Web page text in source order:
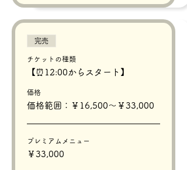
完売
チケットの種類
【⏰12:00からスタート】
価格
価格範囲：￥16,500〜￥33,000
プレミアムメニュー
￥33,000